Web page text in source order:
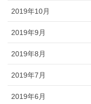
2019年10月
2019年9月
2019年8月
2019年7月
2019年6月